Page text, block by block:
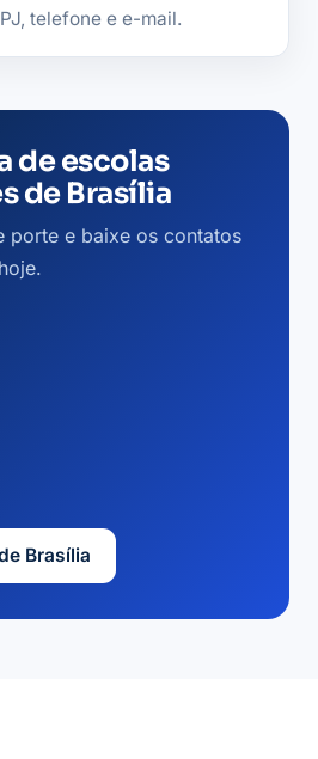
telefone e e-mail.
de escolas
de Brasília
porte e baixe os contatos
Brasília